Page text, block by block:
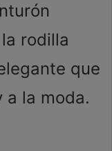
rodilla
que
la moda.